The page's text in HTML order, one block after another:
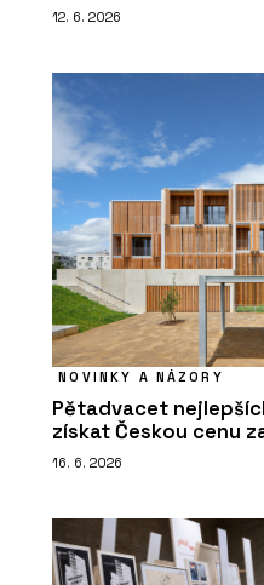
12. 6. 2026
NOVINKY A NÁZORY
Pětadvacet
získat Českou cenu
16. 6. 2026